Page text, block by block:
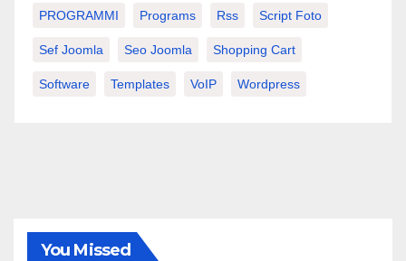
PROGRAMMI Programs Rss Script Foto
Sef Joomla Seo Joomla Shopping Cart
Software Templates VoIP Wordpress
You Missed